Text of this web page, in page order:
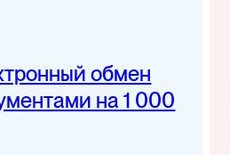
обмен
на 1 000